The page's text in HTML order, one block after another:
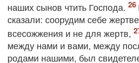
наших сынов чтить Господа.
сказали: соорудим себе
всесожжения и не для жертв,
между нами и вами, между
родами нашими, был